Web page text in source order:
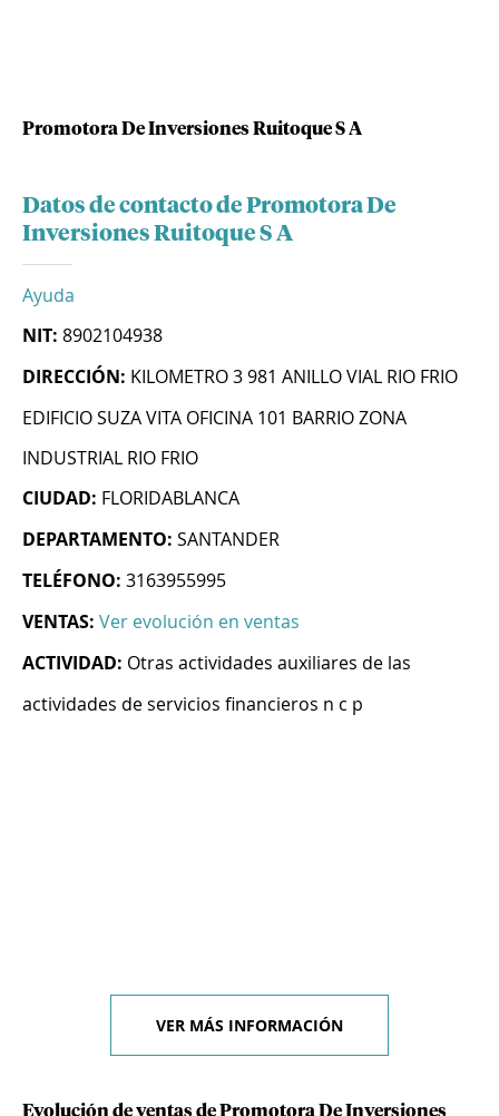
Promotora De Inversiones Ruitoque S A
Datos de contacto de Promotora De
Inversiones Ruitoque S A
Ayuda
NIT: 8902104938
DIRECCIÓN: KILOMETRO 3 981 ANILLO VIAL RIO FRIO
EDIFICIO SUZA VITA OFICINA 101 BARRIO ZONA
INDUSTRIAL RIO FRIO
CIUDAD: FLORIDABLANCA
DEPARTAMENTO: SANTANDER
TELÉFONO: 3163955995
VENTAS: Ver evolución en ventas
ACTIVIDAD: Otras actividades auxiliares de las
actividades de servicios financieros n c p
VER MÁS INFORMACIÓN
Evolución de ventas de Promotora De Inversiones